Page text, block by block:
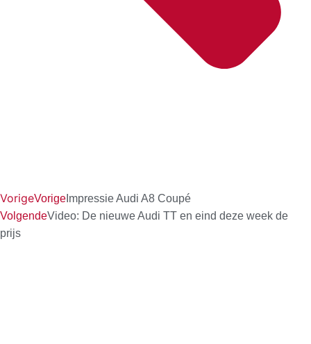
VorigeVorige Impressie Audi A8 Coupé
VolgendeVideo: De nieuwe Audi TT en eind deze week de
prijs